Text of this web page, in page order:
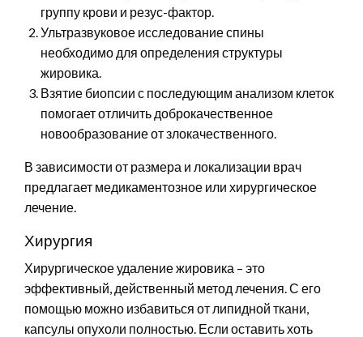
группу крови и резус-фактор.
Ультразвуковое исследование спины
необходимо для определения структуры
жировика.
Взятие биопсии с последующим анализом клеток
помогает отличить доброкачественное
новообразование от злокачественного.
В зависимости от размера и локализации врач
предлагает медикаментозное или хирургическое
лечение.
Хирургия
Хирургическое удаление жировика – это
эффективный, действенный метод лечения. С его
помощью можно избавиться от липидной ткани,
капсулы опухоли полностью. Если оставить хоть